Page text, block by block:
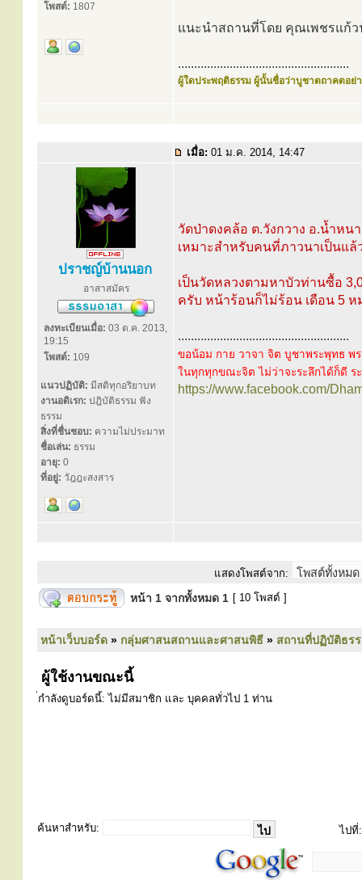
โพสต์: 1807
แนะนำสถานที่โดย คุณเพชรแก้ว
.....................................................
ผู้ใดประพฤติธรรม ผู้นั้นชื่อว่าบูชาตถาคตอย่า
เมื่อ: 01 ม.ค. 2014, 14:47
ปราชญ์บ้านนอก
อาสาสมัคร
ลงทะเบียนเมื่อ: 03 ต.ค. 2013,
19:15
โพสต์: 109
แนวปฏิบัติ: มีสติทุกอริยาบท
งานอดิเรก: ปฎิบัติธรรม ฟัง
ธรรม
สิ่งที่ชื่นชอบ: ความไม่ประมาท
ชื่อเล่น: ธรรม
อายุ: 0
ที่อยู่: วัฎฎะสงสาร
วัดป่าดงคล้อ ต.วังกวาง อ.น้ำหน
เหมาะสำหรับคนที่ภาวนาเป็นแล้
เป็นวัดหลวงตามหาบัวท่านซื้อ
ครับ หน้าร้อนก็ไม่ร้อน เดือน 5 ห
.....................................................
ขอน้อม กาย วาจา จิต บูชาพระพุทธ พ
ในทุกทุกขณะจิต ไม่ว่าจะระลึกได้ก็ดี
https://www.facebook.com/
แสดงโพสต์จาก:
หน้า 1 จากทั้งหมด 1 [ 10 โพสต์ ]
หน้าเว็บบอร์ด » กลุ่มศาสนสถานและศาสนพิธี » สถานที่ปฏิบัติธร
ผู้ใช้งานขณะนี้
่กำลังดูบอร์ดนี้: ไม่มีสมาชิก และ บุคคลทั่วไป 1 ท่าน
ค้นหาสำหรับ: ไปที่: